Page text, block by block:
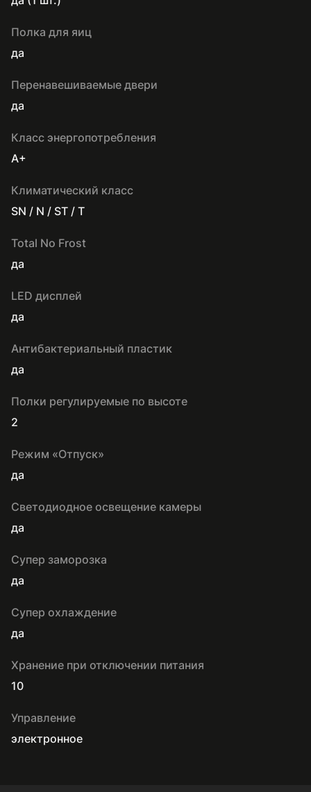
Полка для яиц
да
Перенавешиваемые двери
да
Класс энергопотребления
A+
Климатический класс
SN / N / ST / T
Total No Frost
да
LED дисплей
да
Антибактериальный пластик
да
Полки регулируемые по высоте
2
Режим «Отпуск»
да
Светодиодное освещение камеры
да
Супер заморозка
да
Супер охлаждение
да
Хранение при отключении питания
10
Управление
электронное